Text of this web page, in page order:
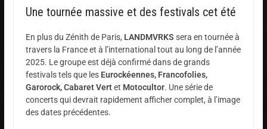
Une tournée massive et des festivals cet été
En plus du Zénith de Paris, LANDMVRKS sera en tournée à
travers la France et à l’international tout au long de l’année
2025. Le groupe est déjà confirmé dans de grands
festivals tels que les Eurockéennes, Francofolies,
Garorock, Cabaret Vertet Motocultor. Une série de
concerts qui devrait rapidement afficher complet, à l’image
des dates précédentes.